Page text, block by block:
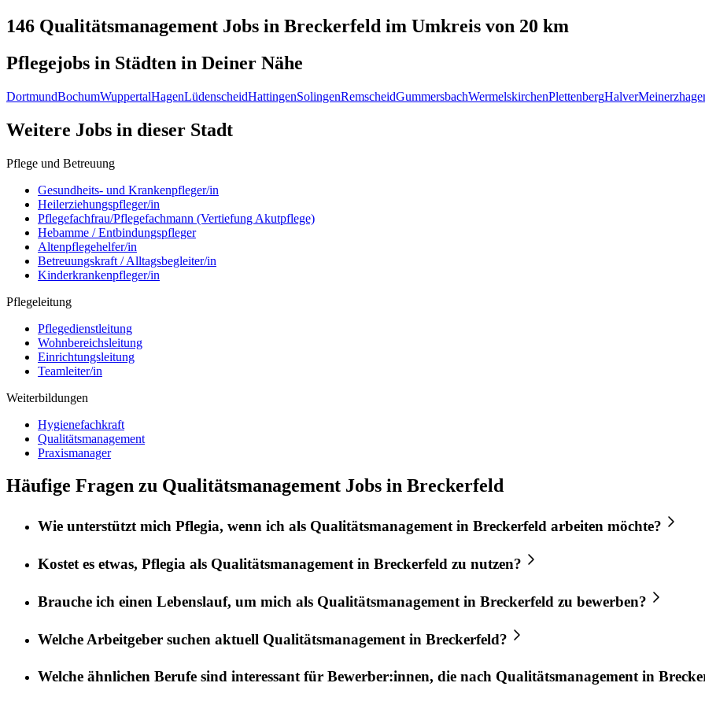
146 Qualitätsmanagement Jobs in Breckerfeld im Umkreis von 20 km
Pflegejobs in Städten in Deiner Nähe
DortmundBochumWuppertalHagenLüdenscheidHattingenSolingenRemscheidGummersbachWermelskirchenPlettenbergHalver
Weitere Jobs in dieser Stadt
Pflege und Betreuung
Gesundheits- und Krankenpfleger/in
Heilerziehungspfleger/in
Pflegefachfrau/Pflegefachmann (Vertiefung Akutpflege)
Hebamme / Entbindungspfleger
Altenpflegehelfer/in
Betreuungskraft / Alltagsbegleiter/in
Kinderkrankenpfleger/in
Pflegeleitung
Pflegedienstleitung
Wohnbereichsleitung
Einrichtungsleitung
Teamleiter/in
Weiterbildungen
Hygienefachkraft
Qualitätsmanagement
Praxismanager
Häufige Fragen zu Qualitätsmanagement Jobs in Breckerfeld
Wie unterstützt mich Pflegia, wenn ich als Qualitätsmanagementin Breckerfeld arbeiten möchte?
Kostet es etwas, Pflegia als Qualitätsmanagement in Breckerfeld zu nutzen?
Brauche ich einen Lebenslauf, um mich als Qualitätsmanagement in Breckerfeld zu bewerben?
Welche Arbeitgeber suchen aktuell Qualitätsmanagement in Breckerfeld?
Welche ähnlichen Berufe sind interessant für Bewerber:innen, die nach Qualitätsmanagementin